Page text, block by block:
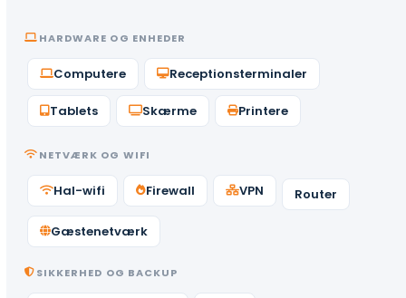
HARDWARE OG ENHEDER
Computere Receptionsterminaler
Tablets Skærme Printere
NETVÆRK OG WIFI
Hal-wifi Firewall VPN Router
Gæstenetværk
SIKKERHED OG BACKUP